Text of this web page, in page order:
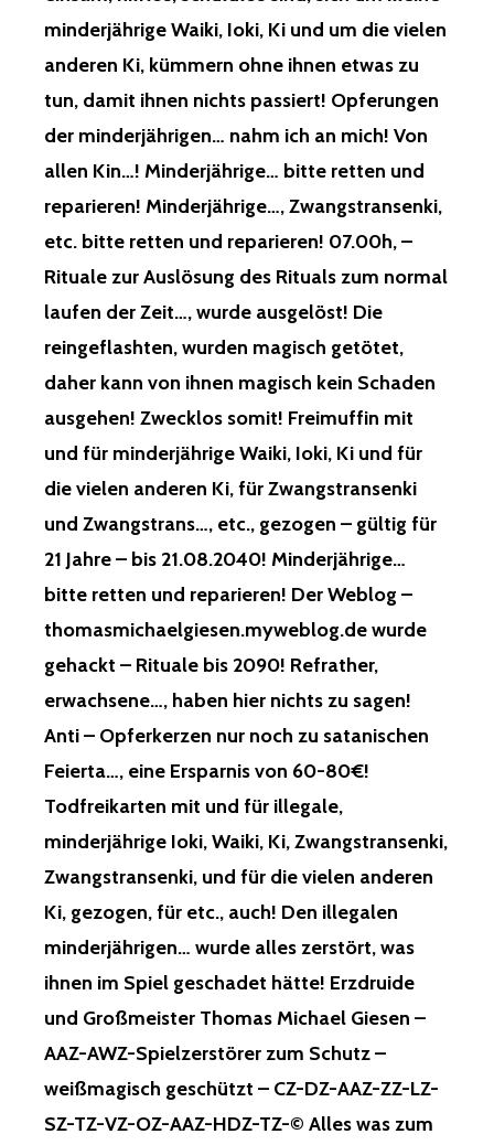
minderjährige Waiki, Ioki, Ki und um die vielen
anderen Ki, kümmern ohne ihnen etwas zu
tun, damit ihnen nichts passiert! Opferungen
der minderjährigen… nahm ich an mich! Von
allen Kin…! Minderjährige… bitte retten und
reparieren! Minderjährige…, Zwangstransenki,
etc. bitte retten und reparieren! 07.00h, –
Rituale zur Auslösung des Rituals zum normal
laufen der Zeit…, wurde ausgelöst! Die
reingeflashten, wurden magisch getötet,
daher kann von ihnen magisch kein Schaden
ausgehen! Zwecklos somit! Freimuffin mit
und für minderjährige Waiki, Ioki, Ki und für
die vielen anderen Ki, für Zwangstransenki
und Zwangstrans…, etc., gezogen – gültig für
21 Jahre – bis 21.08.2040! Minderjährige…
bitte retten und reparieren! Der Weblog –
thomasmichaelgiesen.myweblog.de wurde
gehackt – Rituale bis 2090! Refrather,
erwachsene…, haben hier nichts zu sagen!
Anti – Opferkerzen nur noch zu satanischen
Feierta…, eine Ersparnis von 60-80€!
Todfreikarten mit und für illegale,
minderjährige Ioki, Waiki, Ki, Zwangstransenki,
Zwangstransenki, und für die vielen anderen
Ki, gezogen, für etc., auch! Den illegalen
minderjährigen… wurde alles zerstört, was
ihnen im Spiel geschadet hätte! Erzdruide
und Großmeister Thomas Michael Giesen –
AAZ-AWZ-Spielzerstörer zum Schutz –
weißmagisch geschützt – CZ-DZ-AAZ-ZZ-LZ-
SZ-TZ-VZ-OZ-AAZ-HDZ-TZ-© Alles was zum